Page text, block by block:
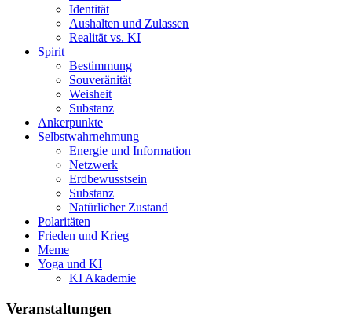
Identität
Aushalten und Zulassen
Realität vs. KI
Spirit
Bestimmung
Souveränität
Weisheit
Substanz
Ankerpunkte
Selbstwahrnehmung
Energie und Information
Netzwerk
Erdbewusstsein
Substanz
Natürlicher Zustand
Polaritäten
Frieden und Krieg
Meme
Yoga und KI
KI Akademie
Veranstaltungen